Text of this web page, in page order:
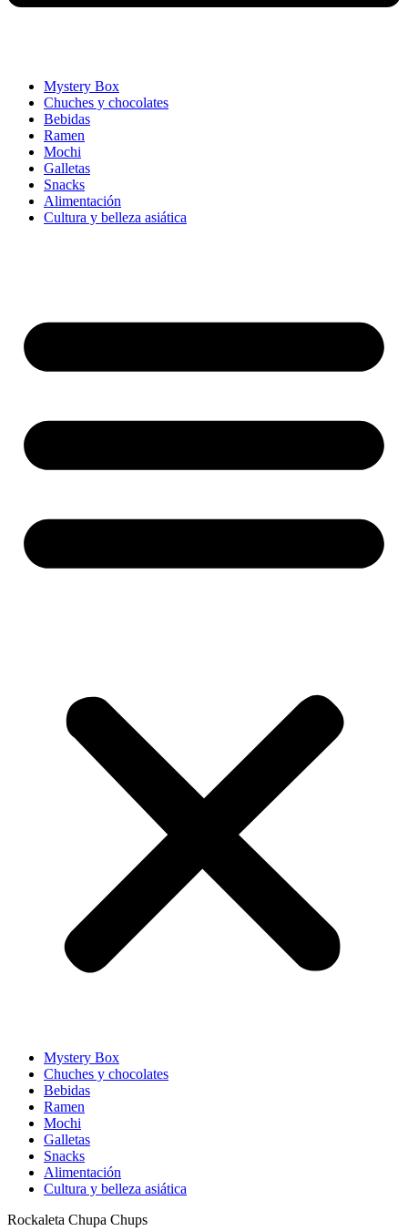
Mystery Box
Chuches y chocolates
Bebidas
Ramen
Mochi
Galletas
Snacks
Alimentación
Cultura y belleza asiática
Mystery Box
Chuches y chocolates
Bebidas
Ramen
Mochi
Galletas
Snacks
Alimentación
Cultura y belleza asiática
Rockaleta Chupa Chups